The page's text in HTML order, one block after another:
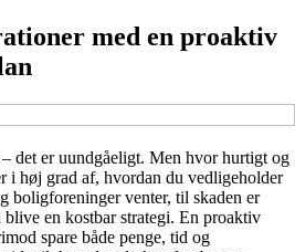
med en proaktiv
det er uundgåeligt. Men hvor hurtigt og
i høj grad af, hvordan du vedligeholder
boligforeninger venter, til skaden er
blive en kostbar strategi. En proaktiv
spare både penge, tid og